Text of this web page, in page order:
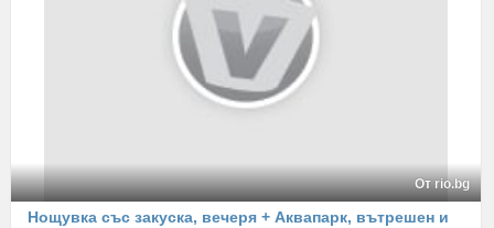
От rio.bg
Нощувка със закуска, вечеря + Аквапарк, вътрешен и